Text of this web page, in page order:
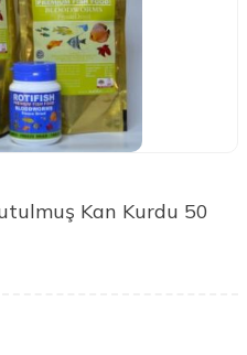
Kan Kurdu 50